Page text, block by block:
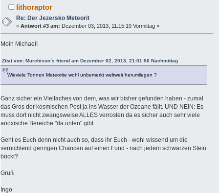
lithoraptor
Re: Der Jezersko Meteorit
«Antwort #3 am: Dezember 03, 2013, 11:15:19 Vormittag »
Moin Michael!
Zitat von: Murchison´s friend am Dezember 02, 2013, 21:01:50 Nachmittag
Wieviele Tonnen Meteorite wohl unbemerkt weltweit herumliegen ?
Ganz sicher ein Vielfaches von dem, was wir bisher gefunden haben - zumal
das Gros der kosmischen Post ja ins Wasser der Ozeane fällt. UND NEIN: Es
muss dort nicht zwangsweise ALLES verrosten da es sicher auch sehr viele
anoxische Bereiche "da unten" gibt.
Geht es Euch denn nicht auch so, dass ihr Euch - wohl wissend um die
vernichtend geringen Chancen auf einen Fund - nach jedem schwarzen Stein
bückt?
Gruß
Ingo